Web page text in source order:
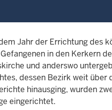
Jahr der Errichtung des
in den Kerkern
und anderswo
dessen Bezirk weit über
hinausging, wurden
eingerichtet.